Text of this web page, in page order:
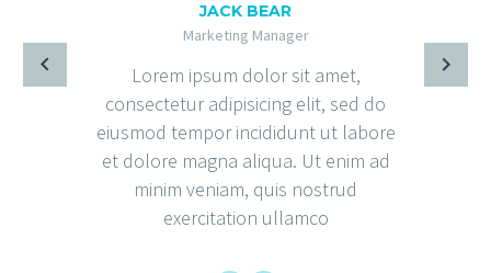
JACK BEAR
Marketing Manager
Lorem ipsum dolor sit amet,
consectetur adipisicing elit, sed do
eiusmod tempor incididunt ut labore
et dolore magna aliqua. Ut enim ad
minim veniam, quis nostrud
exercitation ullamco